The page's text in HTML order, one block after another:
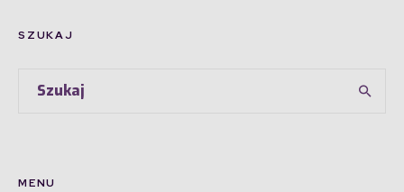
SZUKAJ
MENU